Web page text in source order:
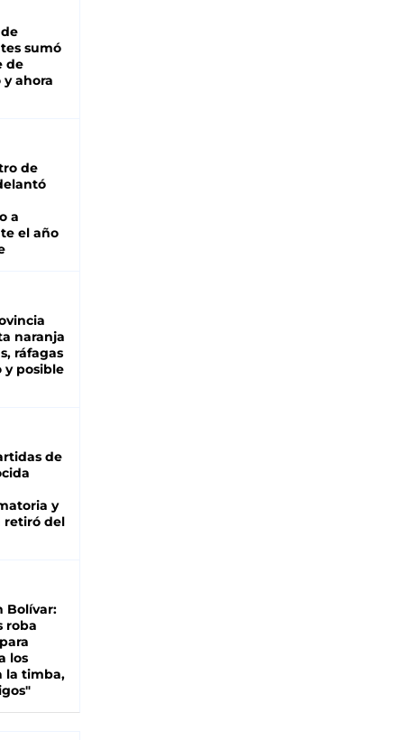
sumó
de
y ahora
de
a
el año
naranja
ráfagas
y posible
de
y
retiró del
Bolívar:
roba
los
la timba,